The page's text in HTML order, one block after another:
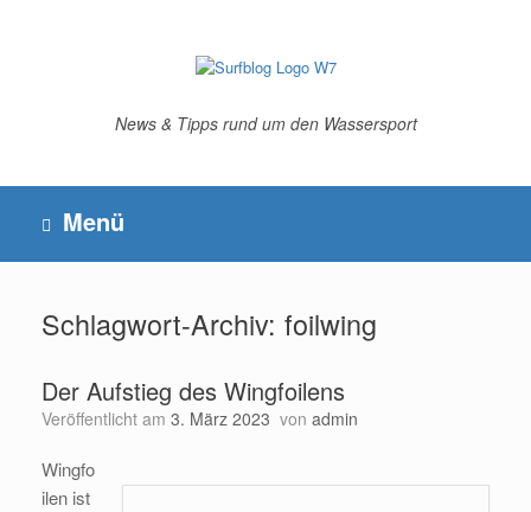
News & Tipps rund um den Wassersport
Menü
Schlagwort-Archiv: foilwing
Der Aufstieg des Wingfoilens
Veröffentlicht am 3. März 2023 von admin
Wingfo
ilen ist